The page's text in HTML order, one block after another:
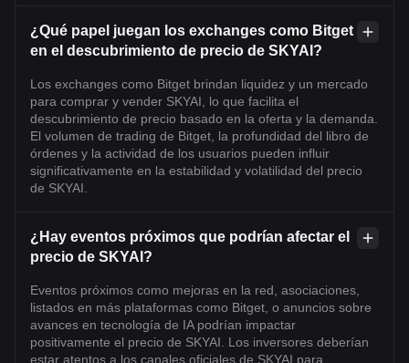
¿Qué papel juegan los exchanges como Bitget
en el descubrimiento de precio de SKYAI?
Los exchanges como Bitget brindan liquidez y un mercado
para comprar y vender SKYAI, lo que facilita el
descubrimiento de precio basado en la oferta y la demanda.
El volumen de trading de Bitget, la profundidad del libro de
órdenes y la actividad de los usuarios pueden influir
significativamente en la estabilidad y volatilidad del precio
de SKYAI.
¿Hay eventos próximos que podrían afectar el
precio de SKYAI?
Eventos próximos como mejoras en la red, asociaciones,
listados en más plataformas como Bitget, o anuncios sobre
avances en tecnología de IA podrían impactar
positivamente el precio de SKYAI. Los inversores deberían
estar atentos a los canales oficiales de SKYAI para